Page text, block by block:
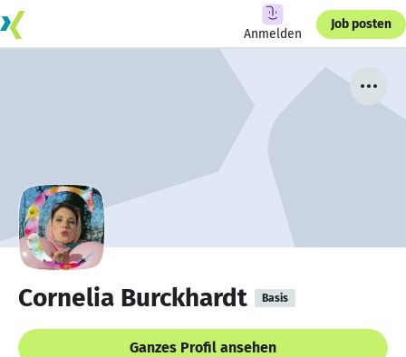
Anmelden
Job posten
Cornelia Burckhardt Basis
Ganzes Profil ansehen